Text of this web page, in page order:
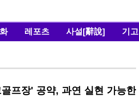
레포츠 사설[辭說] 기고
프장' 공약, 과연 실현 가능한